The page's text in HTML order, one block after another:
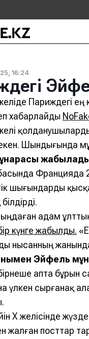
16:24
Париждегі
хабарлайды
желі
Шындығында
жабылады
Францияда
шығындарды
адам ұлттық
күнге жабылды.
нысанның
Эйфель
апта
үлкен сырғанақ
X желісінде
жалған посттар